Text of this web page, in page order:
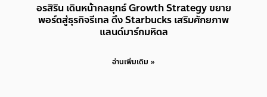
อรสิริน เดินหน้ากลยุทธ์ Growth Strategy ขยาย
พอร์ตสู่ธุรกิจรีเทล ดึง Starbucks เสริมศักยภาพ
แลนด์มาร์กมหิดล
อ่านเพิ่มเติม »